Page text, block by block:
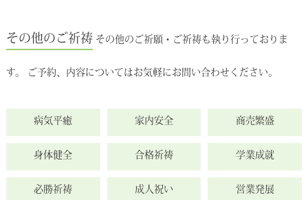
その他のご祈祷その他のご祈願・ご祈祷も執り行っておりま
す。 ご予約、内容についてはお気軽にお問い合わせください。
病気平癒 家内安全 商売繁盛
身体健全 合格祈祷 学業成就
必勝祈祷 成人祝い 営業発展